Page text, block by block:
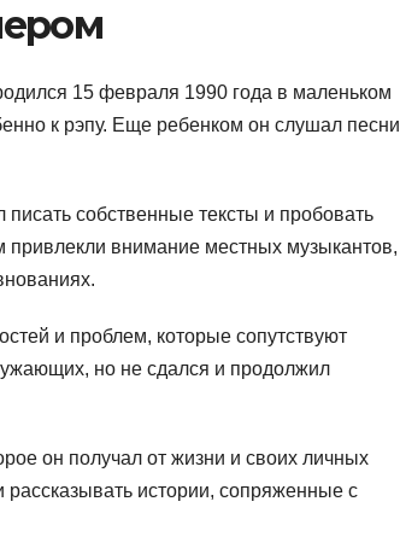
15 февраля 1990 года в маленьком
к рэпу. Еще ребенком он слушал песни
собственные тексты и пробовать
привлекли внимание местных музыкантов,
и проблем, которые сопутствуют
но не сдался и продолжил
он получал от жизни и своих личных
истории, сопряженные с